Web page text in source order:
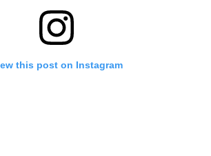
this post on Instagram